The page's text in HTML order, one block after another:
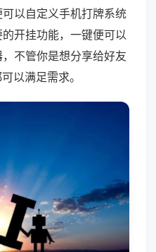
以自定义手机打牌系统
开挂功能，一键便可以
不管你是想分享给好友
以满足需求。